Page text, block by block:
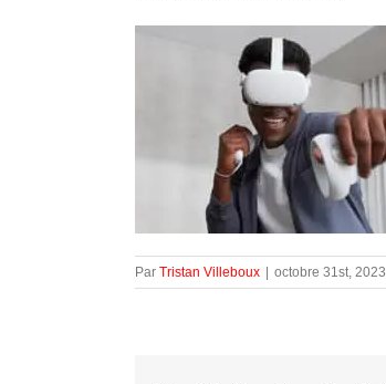
Par Tristan Villeboux | octobre 31st, 2023